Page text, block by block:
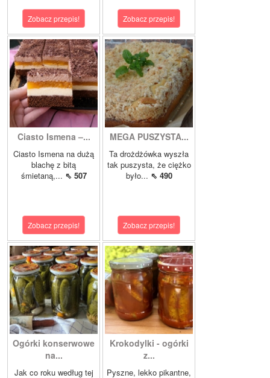
Zobacz przepis! Zobacz przepis!
Ciasto Ismena –...
Ciasto Ismena na dużą
blachę z bitą
śmietaną,... ⇖ 507
Zobacz przepis!
MEGA PUSZYSTA...
Ta drożdżówka wyszła
tak puszysta, że ciężko
było... ⇖ 490
Zobacz przepis!
Ogórki konserwowe
na...
Jak co roku według tej
Krokodylki - ogórki
z...
Pyszne, lekko pikantne,